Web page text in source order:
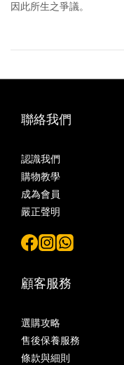
因此所生之爭議。
聯絡我們
認識我們
購物教學
成為會員
嚴正聲明
顧客服務
選購攻略
售後保養服務
條款與細則